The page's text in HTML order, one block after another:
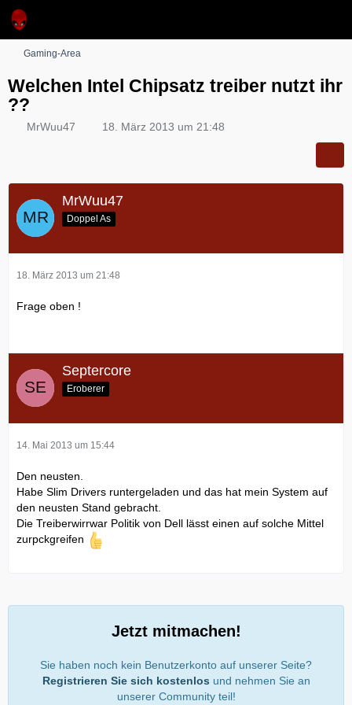
Gaming-Area
Welchen Intel Chipsatz treiber nutzt ihr
??
MrWuu47 18. März 2013 um 21:48
MrWuu47
Doppel As
18. März 2013 um 21:48
Frage oben !
Septercore
Eroberer
14. Mai 2013 um 15:44
Den neusten.
Habe Slim Drivers runtergeladen und das hat mein System auf
den neusten Stand gebracht.
Die Treiberwirrwar Politik von Dell lässt einen auf solche Mittel
zurpckgreifen
Jetzt mitmachen!
Sie haben noch kein Benutzerkonto auf unserer Seite?
Registrieren Sie sich kostenlos und nehmen Sie an
unserer Community teil!